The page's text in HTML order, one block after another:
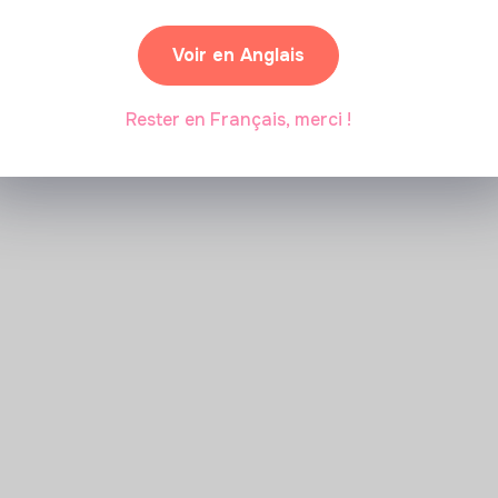
Marianne Roussel 09 janvier 2024
Voir en Anglais
Rester en Français, merci !